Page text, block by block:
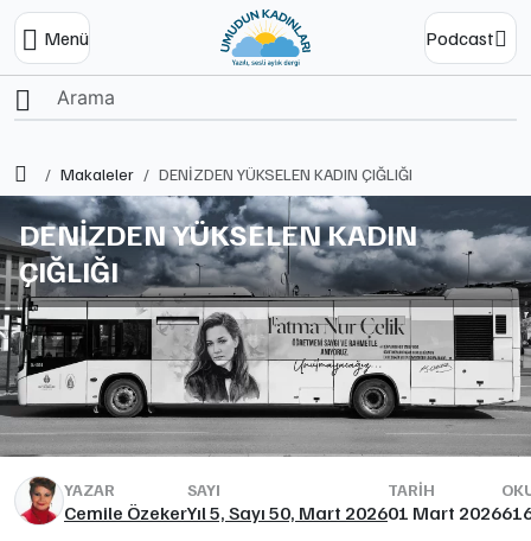
Menü Podcast
Ana SayfaMakaleler DENİZDEN YÜKSELEN KADIN ÇIĞLIĞI
DENİZDEN YÜKSELEN KADIN
ÇIĞLIĞI
YAZAR
Cemile Özeker
SAYI
Yıl 5, Sayı 50, Mart 2026
TARIH
01 Mart 2026